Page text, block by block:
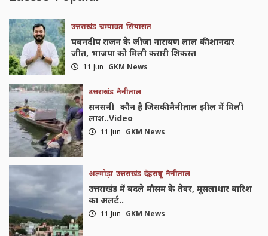
उत्तराखंड चम्पावत सियासत
पवनदीप राजन के जीजा नारायण लाल की शानदार
जीत, भाजपा को मिली करारी शिकस्त
11 Jun GKM News
उत्तराखंड नैनीताल
सनसनी_ कौन है जिसकी नैनीताल झील में मिली
लाश..Video
11 Jun GKM News
अल्मोड़ा उत्तराखंड देहरादून नैनीताल
उत्तराखंड में बदले मौसम के तेवर, मूसलाधार बारिश
का अलर्ट..
11 Jun GKM News